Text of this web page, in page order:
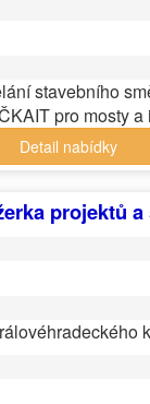
stavebního
pro mosty
Detail nabídky
projektů